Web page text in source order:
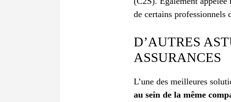
de certains professionnels
D’AUTRES
ASSURANCES
L’une des meilleures
au sein de la même